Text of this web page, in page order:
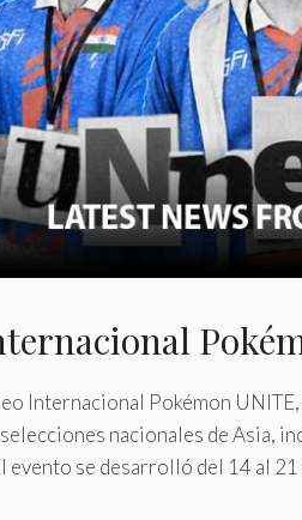
Internacional Pokémon
nacionales de Asia,
evento se desarrolló del 14 al